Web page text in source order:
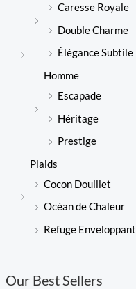
Caresse Royale
Double Charme
Élégance Subtile
Homme
Escapade
Héritage
Prestige
Plaids
Cocon Douillet
Océan de Chaleur
Refuge Enveloppant
Our Best Sellers